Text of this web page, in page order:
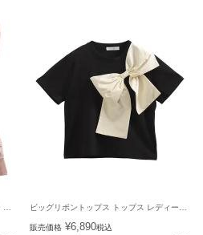
販売価格 ¥6,890税込